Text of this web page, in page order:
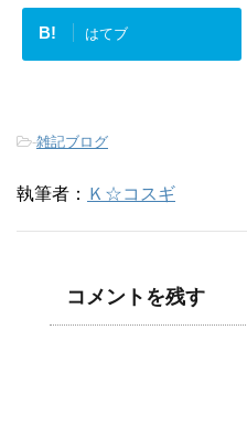
B! はてブ
-雑記ブログ
執筆者： Ｋ☆コスギ
コメントを残す